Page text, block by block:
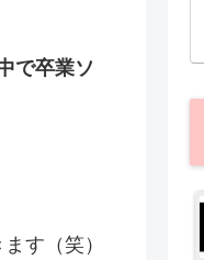
で卒業ソ
す（笑）